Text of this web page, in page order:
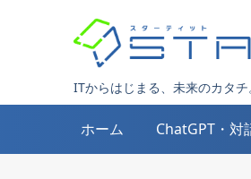
ITからはじまる、未来のカタチ
ホーム ChatGPT・対